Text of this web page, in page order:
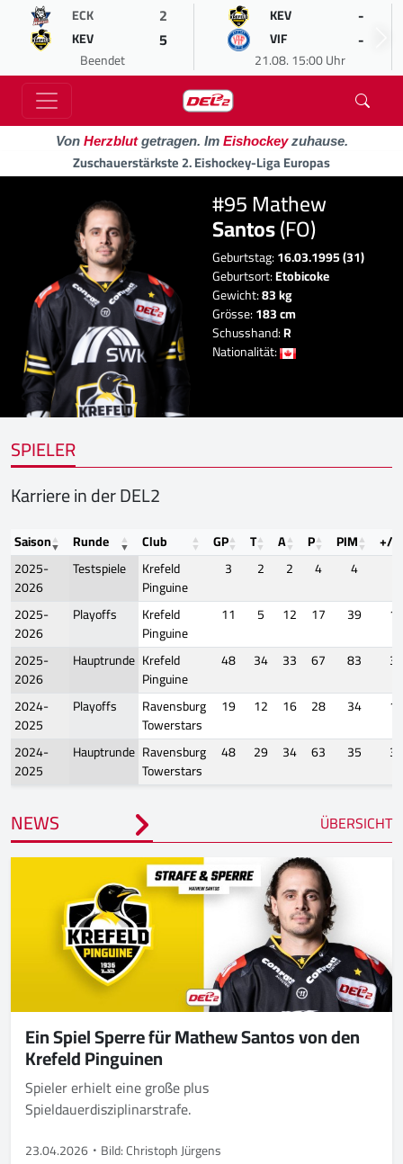
ECK 2
KEV 5
Beendet
KEV -
VIF -
21.08. 15:00 Uhr
Von Herzblutgetragen. Im Eishockeyzuhause.
Zuschauerstärkste 2. Eishockey-Liga Europas
#95 Mathew
Santos(FO)
Geburtstag:16.03.1995 (31)
Geburtsort:Etobicoke
Gewicht:83 kg
Grösse:183 cm
Schusshand:R
Nationalität:
SPIELER
Karriere in der DEL2
Saison Runde Club GP T A P PIM
+/-
2025-
2026
Testspiele
Krefeld
Pinguine
3 2 2 4 4
2025-
2026
Playoffs
Krefeld
Pinguine
11 5 12 17 39
17
2025-
2026
Hauptrunde Krefeld
Pinguine
48 34 33 67 83
32
2024-
2025
Playoffs
Ravensburg
Towerstars
19 12 16 28 34
11
2024-
2025
Hauptrunde Ravensburg
Towerstars
48 29 34 63 35 31
NEWS ÜBERSICHT
Ein Spiel Sperre für Mathew Santos von den
Krefeld Pinguinen
Spieler erhielt eine große plus
Spieldauerdisziplinarstrafe.
23.04.2026 Bild: Christoph Jürgens